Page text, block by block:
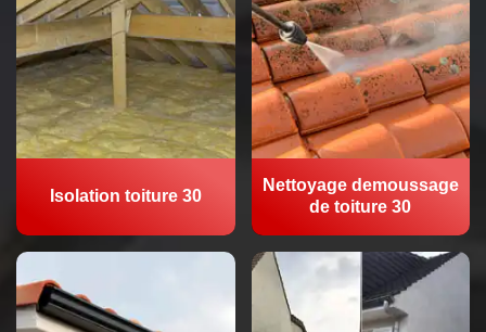
Isolation toiture 30
Nettoyage demoussage
de toiture 30